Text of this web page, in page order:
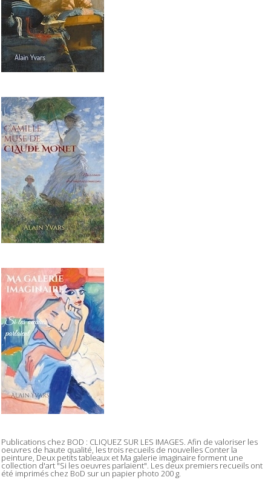
Publications chez BOD : CLIQUEZ SUR LES IMAGES. Afin de valoriser les
oeuvres de haute qualité, les trois recueils de nouvelles Conter la
peinture, Deux petits tableaux et Ma galerie imaginaire forment une
collection d'art "Si les oeuvres parlaient". Les deux premiers recueils ont
été imprimés chez BoD sur un papier photo 200 g.